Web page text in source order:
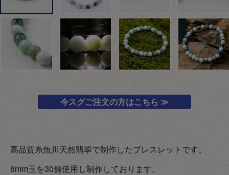
今スグご注文の方はこちら ≫
高品質糸魚川天然翡翠で制作したブレスレットです。
6mm玉を30個使用し制作しております。